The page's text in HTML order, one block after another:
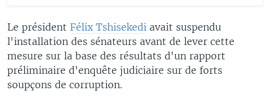
Le président Félix Tshisekedi avait suspendu
l'installation des sénateurs avant de lever cette
mesure sur la base des résultats d'un rapport
préliminaire d'enquête judiciaire sur de forts
soupçons de corruption.